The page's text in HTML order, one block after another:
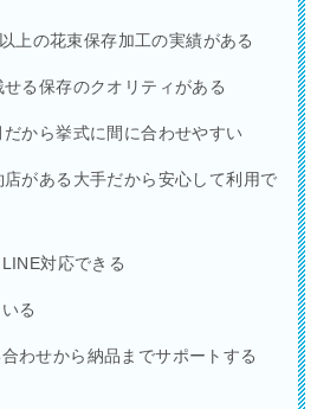
上の花束保存加工の実績がある
る保存のクオリティがある
から挙式に間に合わせやすい
がある大手だから安心して利用で
対応できる
る
わせから納品までサポートする